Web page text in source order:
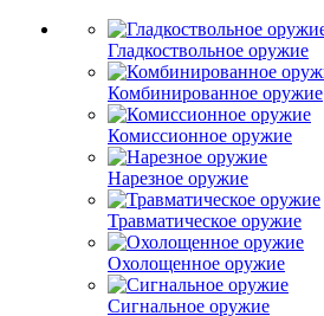
Гладкоствольное оружие
Комбинированное оружие
Комиссионное оружие
Нарезное оружие
Травматическое оружие
Охолощенное оружие
Сигнальное оружие